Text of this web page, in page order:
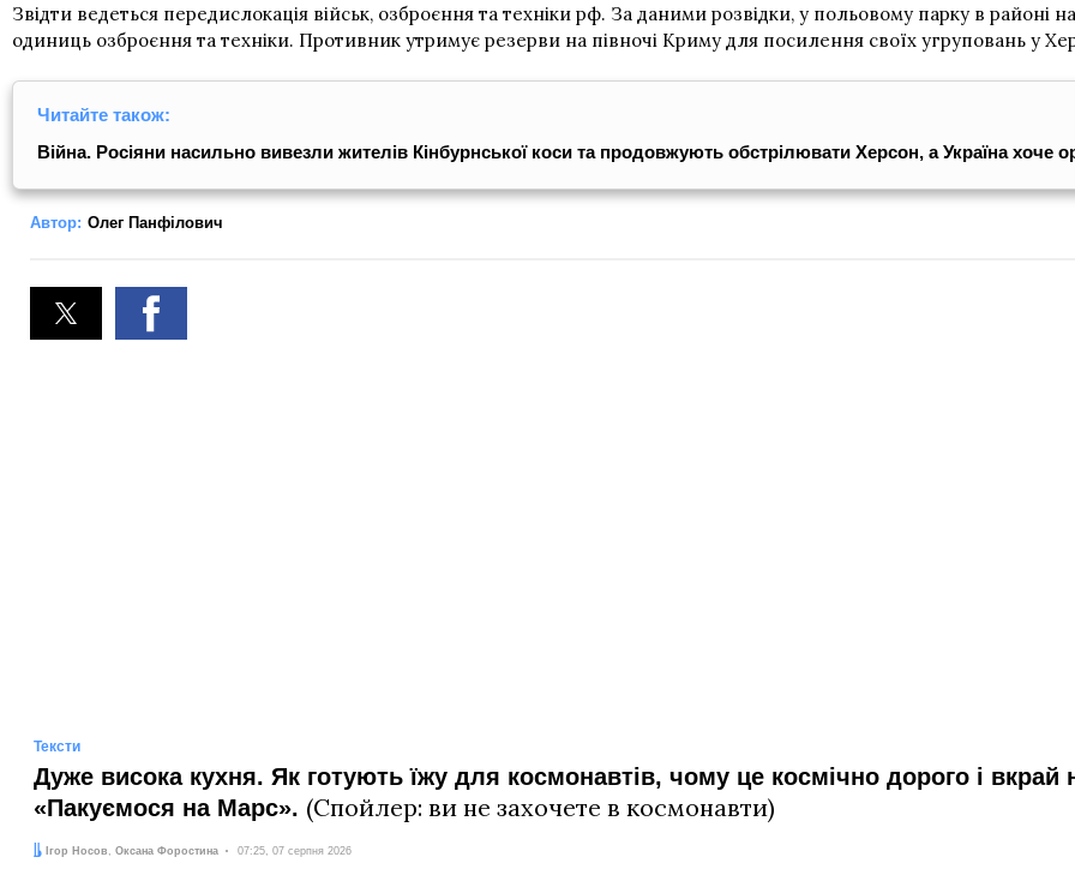
Звідти ведеться передислокація військ, озброєння та техніки рф. За даними розвідки, у польовому парку в
одиниць озброєння та техніки. Противник утримує резерви на півночі Криму для посилення своїх угруповань у
Читайте також:
Війна. Росіяни насильно вивезли жителів Кінбурнської коси та продовжують обстрілювати Херсон, а Україна хоче
Автор: Олег Панфілович